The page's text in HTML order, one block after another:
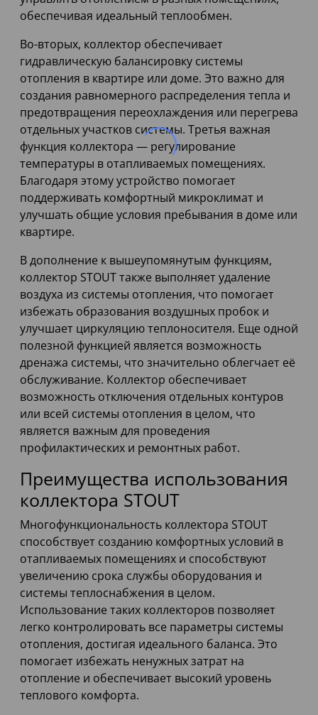
обеспечивая идеальный теплообмен.
Во-вторых, коллектор обеспечивает
гидравлическую балансировку системы
отопления в квартире или доме. Это важно для
создания равномерного распределения тепла и
предотвращения переохлаждения или перегрева
отдельных участков системы. Третья важная
функция коллектора — регулирование
температуры в отапливаемых помещениях.
Благодаря этому устройство помогает
поддерживать комфортный микроклимат и
улучшать общие условия пребывания в доме или
квартире.
В дополнение к вышеупомянутым функциям,
коллектор STOUT также выполняет удаление
воздуха из системы отопления, что помогает
избежать образования воздушных пробок и
улучшает циркуляцию теплоносителя. Еще одной
полезной функцией является возможность
дренажа системы, что значительно облегчает её
обслуживание. Коллектор обеспечивает
возможность отключения отдельных контуров
или всей системы отопления в целом, что
является важным для проведения
профилактических и ремонтных работ.
Преимущества использования
коллектора STOUT
Многофункциональность коллектора STOUT
способствует созданию комфортных условий в
отапливаемых помещениях и способствуют
увеличению срока службы оборудования и
системы теплоснабжения в целом.
Использование таких коллекторов позволяет
легко контролировать все параметры системы
отопления, достигая идеального баланса. Это
помогает избежать ненужных затрат на
отопление и обеспечивает высокий уровень
теплового комфорта.